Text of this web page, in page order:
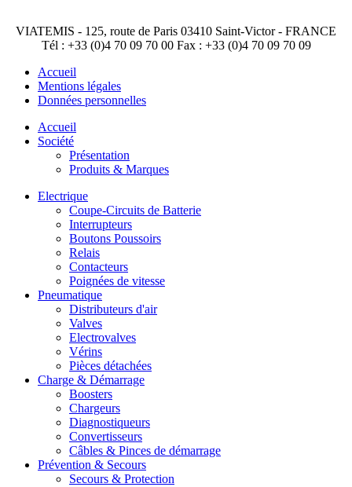
VIATEMIS - 125, route de Paris 03410 Saint-Victor - FRANCE
Tél : +33 (0)4 70 09 70 00 Fax : +33 (0)4 70 09 70 09
Accueil
Mentions légales
Données personnelles
Accueil
Société
Présentation
Produits & Marques
Electrique
Coupe-Circuits de Batterie
Interrupteurs
Boutons Poussoirs
Relais
Contacteurs
Poignées de vitesse
Pneumatique
Distributeurs d'air
Valves
Electrovalves
Vérins
Pièces détachées
Charge & Démarrage
Boosters
Chargeurs
Diagnostiqueurs
Convertisseurs
Câbles & Pinces de démarrage
Prévention & Secours
Secours & Protection